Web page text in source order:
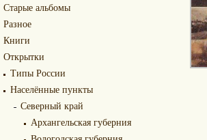
Старые альбомы
Разное
Книги
Открытки
Типы России
Населённые пункты
Северный край
Архангельская губерния